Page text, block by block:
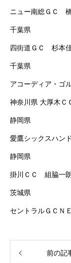
ニュー南総ＧＣ
千葉県
四街道ＧＣ 杉本
千葉県
アコーディア・ゴ
神奈川県 大厚木
静岡県
愛鷹シックスハン
静岡県
掛川ＣＣ 組脇一
茨城県
セントラルＧＣＮ
前の記